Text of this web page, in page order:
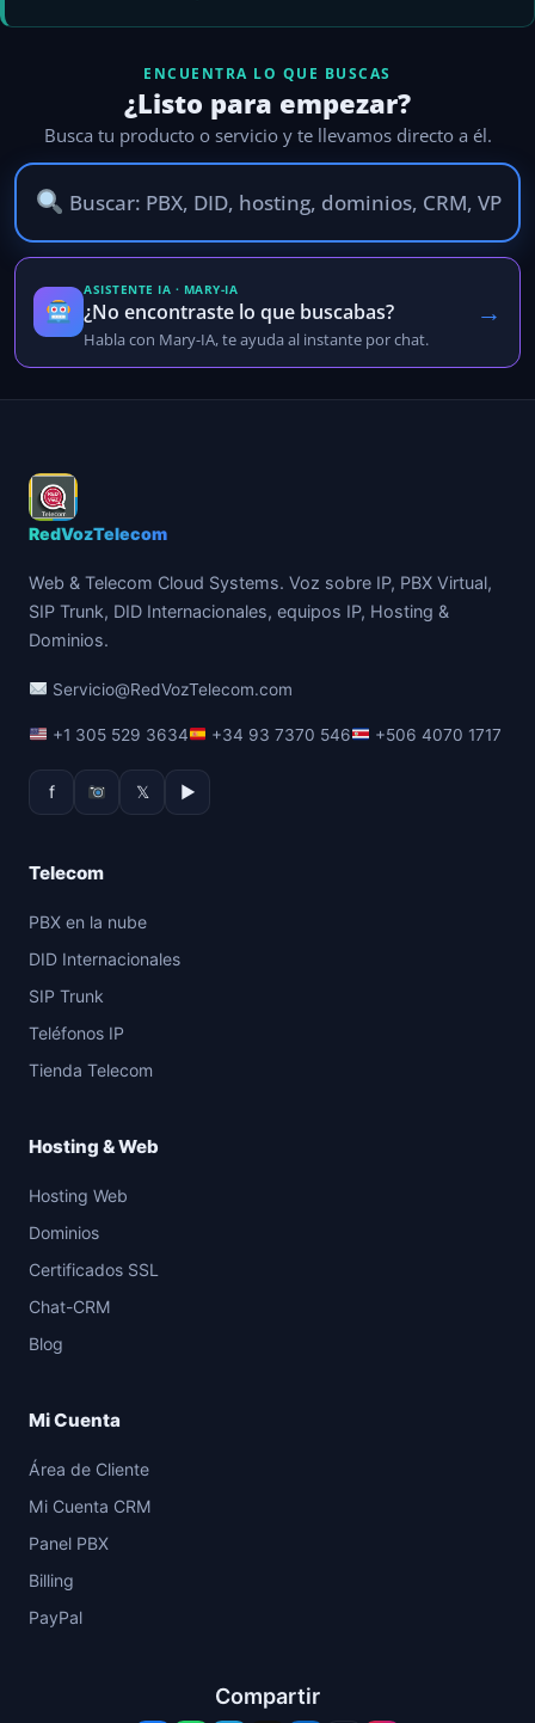
ENCUENTRA LO QUE BUSCAS
¿Listo para empezar?
Busca tu producto o servicio y te llevamos directo a él.
ASISTENTE IA · MARY-IA
¿No encontraste lo que buscabas?
Habla con Mary-IA, te ayuda al instante por chat.
→
RedVozTelecom
Web & Telecom Cloud Systems. Voz sobre IP, PBX Virtual,
SIP Trunk, DID Internacionales, equipos IP, Hosting &
Dominios.
Servicio@RedVozTelecom.com
+1 305 529 3634 +34 93 7370 546 +506 4070 1717
f 𝕏 ▶
Telecom
PBX en la nube
DID Internacionales
SIP Trunk
Teléfonos IP
Tienda Telecom
Hosting & Web
Hosting Web
Dominios
Certificados SSL
Chat-CRM
Blog
Mi Cuenta
Área de Cliente
Mi Cuenta CRM
Panel PBX
Billing
PayPal
Compartir